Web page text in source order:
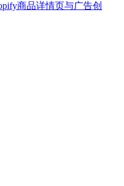
商品详情页与广告创